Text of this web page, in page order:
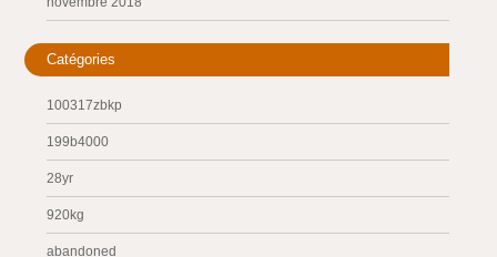
Catégories
100317zbkp
199b4000
28yr
920kg
abandoned